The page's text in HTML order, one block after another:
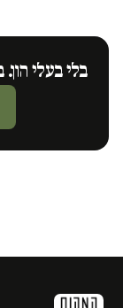
בלי בעלי